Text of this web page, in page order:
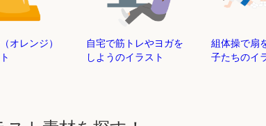
オレンジ）
自宅で筋トレやヨガを
しようのイラスト
組体操で扇
子たちのイ